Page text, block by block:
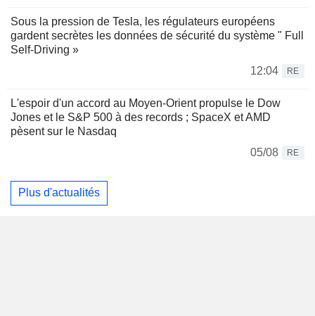
Sous la pression de Tesla, les régulateurs européens
gardent secrètes les données de sécurité du système " Full
Self-Driving »
12:04
RE
L'espoir d'un accord au Moyen-Orient propulse le Dow
Jones et le S&P 500 à des records ; SpaceX et AMD
pèsent sur le Nasdaq
05/08
RE
Plus d'actualités